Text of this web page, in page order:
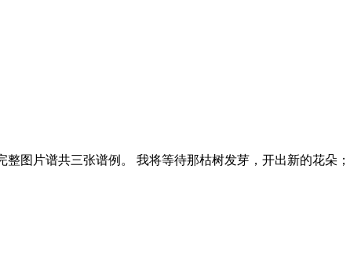
图片谱共三张谱例。 我将等待那枯树发芽，开出新的花朵；